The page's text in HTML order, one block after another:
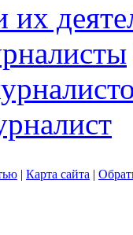
| Карта сайта |